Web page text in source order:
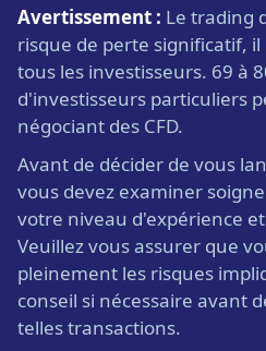
Avertissement : Le trading
risque de perte significatif,
tous les investisseurs. 69 à
d'investisseurs particuliers
négociant des CFD.
Avant de décider de vous
vous devez examiner
votre niveau d'expérience
Veuillez vous assurer que
pleinement les risques
conseil si nécessaire avant
telles transactions.